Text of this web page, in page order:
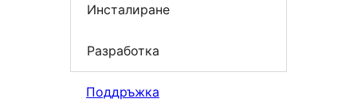
Инсталиране
Разработка
Поддръжка